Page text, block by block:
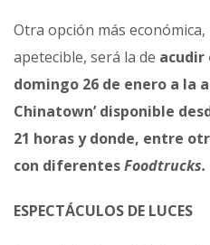
Otra opción más
apetecible, será la de acudir
domingo 26 de enero a la
Chinatown’ disponible
21 horas y donde, entre
con diferentesFoodtrucks.
ESPECTÁCULOS DE LUCES